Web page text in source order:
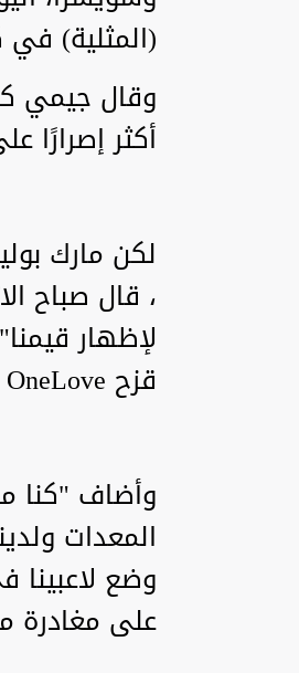
(المثلية) في
وقال جيمي
أكثر إصرارًا
لكن مارك
، قال صباح
لإظهار
قزح OneLove في مباريات كأس العالم.
وأضاف "كنا
المعدات
وضع
على مغادرة